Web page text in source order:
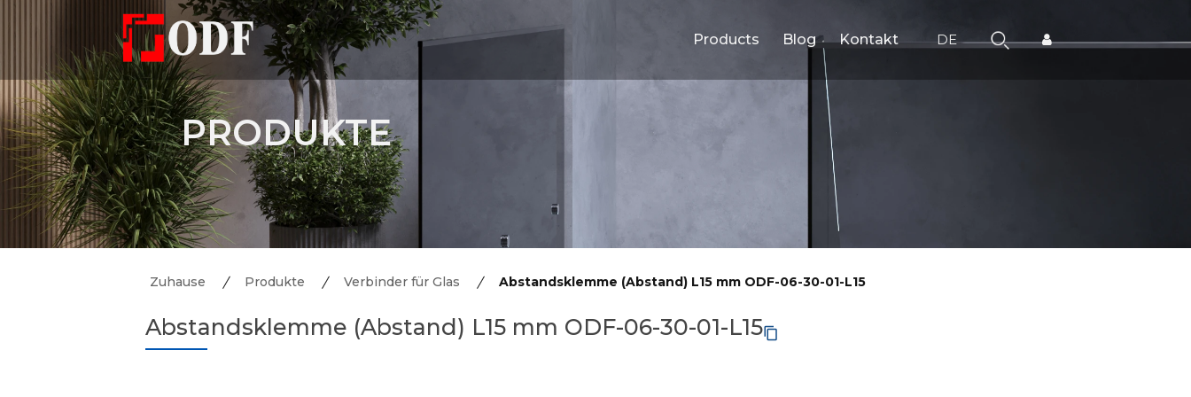
Products Blog Kontakt DE
PRODUKTE
Zuhause Produkte Verbinder für Glas Abstandsklemme (Abstand) L15 mm ODF-06-30-01-L15
Abstandsklemme (Abstand) L15 mm ODF-06-30-01-L15